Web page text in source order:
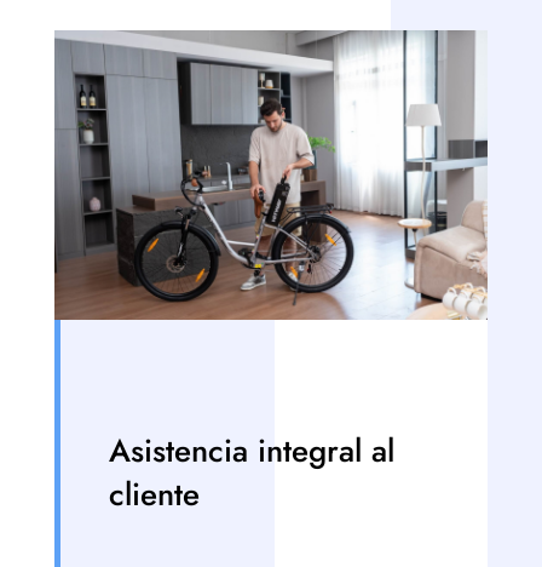
Asistencia integral al
cliente